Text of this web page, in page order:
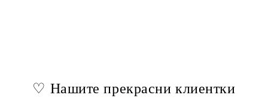
♡ Нашите прекрасни клиентки